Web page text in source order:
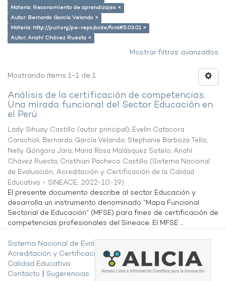
Materia: Reconomiento de aprendizajes ×
Autor: Bernardo García Velando ×
Materia: http://purl.org/pe-repo/ocde/ford#5.03.01 ×
Autor: Anahí Chávez Ruesta ×
Mostrar filtros avanzados
Mostrando ítems 1-1 de 1
Análisis de la certificación de competencias:
Una mirada funcional del Sector Educación en
el Perú
Lady Sihuay Castillo (autor principal); Evelin Catacora
Caracholi; Bernardo García Velando; Stephanie Barboza Tello;
Nelly Góngora Jara; María Rosa Malásquez Sotelo; Anahí
Chávez Ruesta; Cristhian Pacheco Castillo (Sistema Nacional
de Evaluación, Acreditación y Certificación de la Calidad
Educativa - SINEACE, 2022-10-19)
El presente documento describe al sector Educación y
desarrolla un instrumento denominado “Mapa Funcional
Sectorial de Educación” (MFSE) para fines de certificación de
competencias profesionales del Sineace. El MFSE ...
Sistema Nacional de Evaluación,
Acreditación y Certificación de la
Calidad Educativa
Contacto
Sugerencias